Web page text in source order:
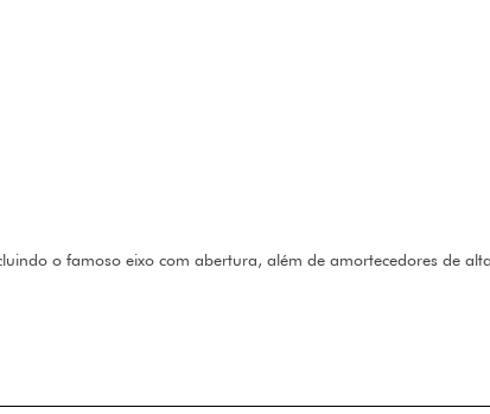
o famoso eixo com abertura, além de amortecedores de